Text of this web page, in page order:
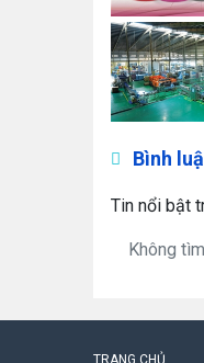
Bình
Tin nổi bật
Không
TRANG CHỦ